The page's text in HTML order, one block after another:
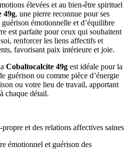
élevées et au bien-être spirituel
49g, une pierre reconnue pour ses
guérison émotionnelle et d’équilibre
est parfaite pour ceux qui souhaitent
renforcer les liens affectifs et
favorisant paix intérieure et joie.
Cobaltocalcite 49g est idéale pour la
guérison ou comme pièce d’énergie
ou votre lieu de travail, apportant
chaque détail.
et des relations affectives saines
émotionnel et guérison des